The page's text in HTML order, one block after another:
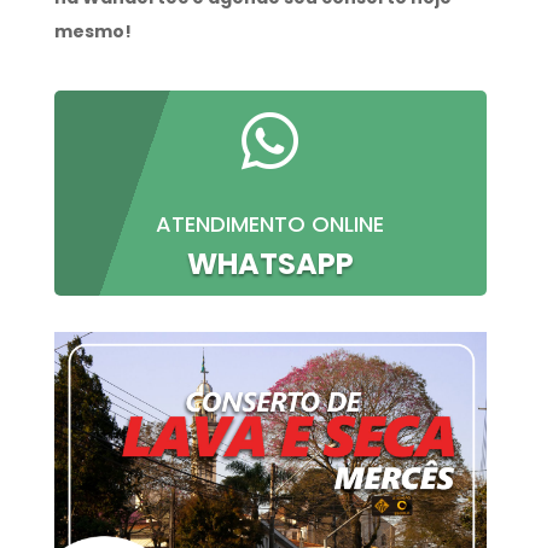
mesmo!

ATENDIMENTO ONLINE
WHATSAPP